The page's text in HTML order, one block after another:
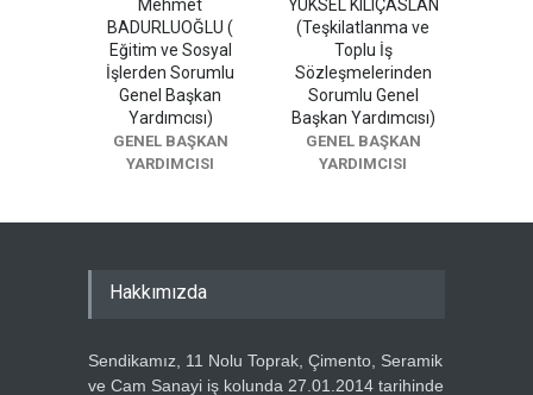
Mehmet
BADURLUOĞLU (
Eğitim ve Sosyal
İşlerden Sorumlu
Genel Başkan
Yardımcısı)
GENEL BAŞKAN
YARDIMCISI
YÜKSEL KILIÇASLAN
(Teşkilatlanma ve
Toplu İş
Sözleşmelerinden
Sorumlu Genel
Başkan Yardımcısı)
GENEL BAŞKAN
YARDIMCISI
Hakkımızda
Sendikamız, 11 Nolu Toprak, Çimento, Seramik
ve Cam Sanayi iş kolunda 27.01.2014 tarihinde